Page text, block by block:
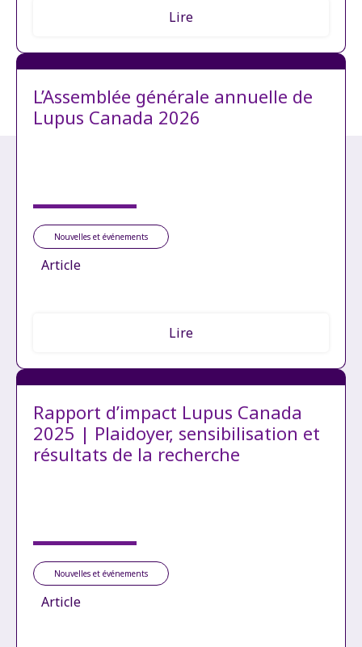
Lire
L’Assemblée générale annuelle de
Lupus Canada 2026
Nouvelles et événements
Article
Lire
Rapport d’impact Lupus Canada
2025 | Plaidoyer, sensibilisation et
résultats de la recherche
Nouvelles et événements
Article